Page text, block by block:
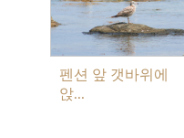
펜션 앞 갯바위에
앉...